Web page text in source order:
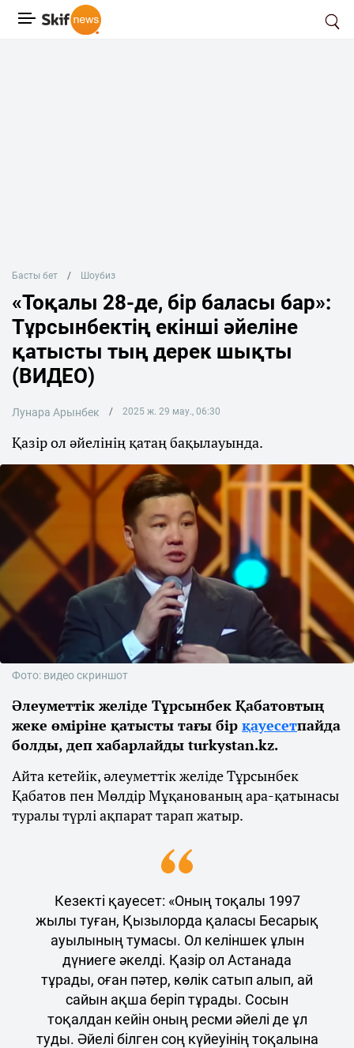
Басты бет Шоубиз
«Тоқалы 28-де, бір баласы бар»:
Тұрсынбектің екінші әйеліне
қатысты тың дерек шықты
(ВИДЕО)
Лунара Арынбек 2025 ж. 29 мау., 06:30
Қазір ол әйелінің қатаң бақылауындa.
Фото: видео скриншот
Әлеуметтік желіде Тұрсынбек Қабатовтың
жеке өміріне қатысты тағы бір қауесетпайда
болды, деп хабарлайды turkystan.kz.
Айта кетейік, әлеуметтік желіде Тұрсынбек
Қабатов пен Мөлдір Мұқанованың ара-қатынасы
туралы түрлі ақпарат тарап жатыр.
Кезекті қауесет: «Оның тоқалы 1997
жылы туған, Қызылорда қаласы Бесарық
ауылының тумасы. Ол келіншек ұлын
дүниеге әкелді. Қазір ол Астанада
тұрады, оған пәтер, көлік сатып алып, ай
сайын ақша беріп тұрады. Сосын
тоқалдан кейін оның ресми әйелі де ұл
туды. Әйелі білген соң күйеуінің тоқалына